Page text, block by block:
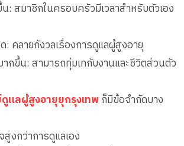
น: สมาชิกในครอบครัวมีเวลาสำหรับตัวเอง
: คลายกังวลเรื่องการดูแลผู้สูงอายุ
ากขึ้น: สามารถทุ่มเทกับงานและชีวิตส่วนตัว
แลผู้สูงอายุยุกรุงเทพ ก็มีข้อจำกัดบาง
สูงกว่าการดูแลเอง